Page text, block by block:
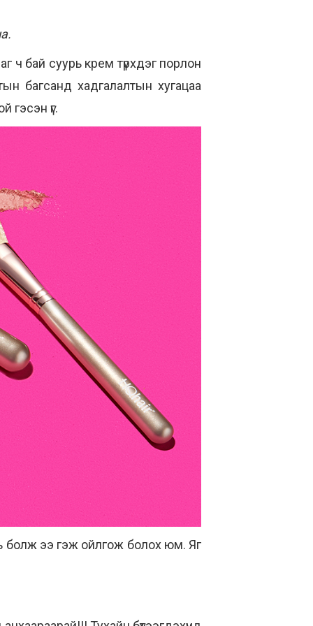
ч бай суурь крем түрхдэг порлон
багсанд хадгалалтын хугацаа
гэсэн үг.
нь болж ээ гэж ойлгож болох юм. Яг